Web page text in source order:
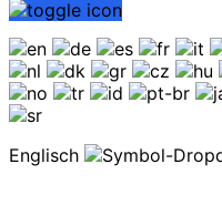
Englisch